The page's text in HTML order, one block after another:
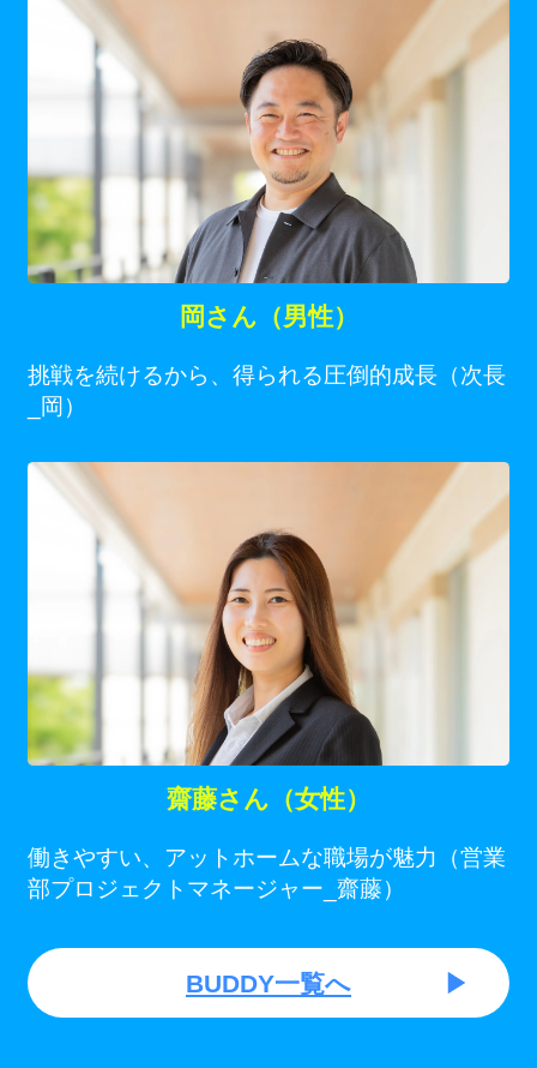
岡さん（男性）
挑戦を続けるから、得られる圧倒的成長（次長
_岡）
齋藤さん（女性）
働きやすい、アットホームな職場が魅力（営業
部プロジェクトマネージャー_齋藤）
BUDDY一覧へ